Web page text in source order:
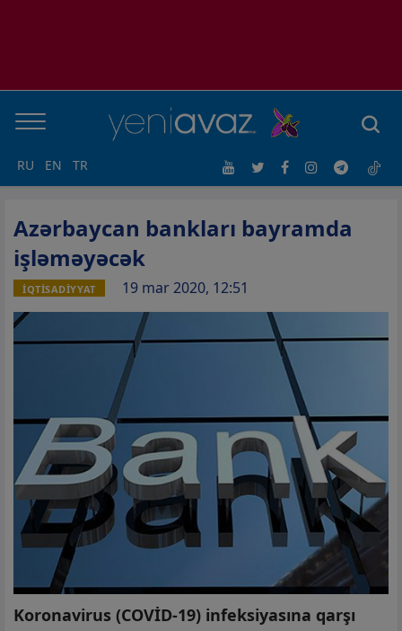
RU EN TR
Azərbaycan bankları bayramda
işləməyəcək
İQTİSADİYYAT 19 mar 2020, 12:51
Koronavirus (COVİD-19) infeksiyasına qarşı